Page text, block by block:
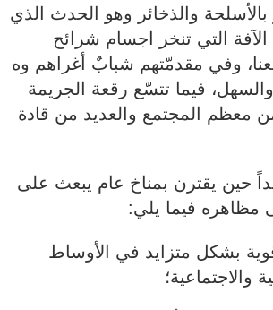
بالأسلحة والذخائر وهو الحدث الذي
التي تنخر اجسام شرائح
وفي مقدمّتهم شبابٌ أغراهم وه
فيما تتسّع رقعة الجريمة
المجتمع والعديد من قادة
حين يقترن بمناخ عام يبعث على
مظاهره فيما يلي:
بشكل متزايد في الأوساط
والاجتماعية؛